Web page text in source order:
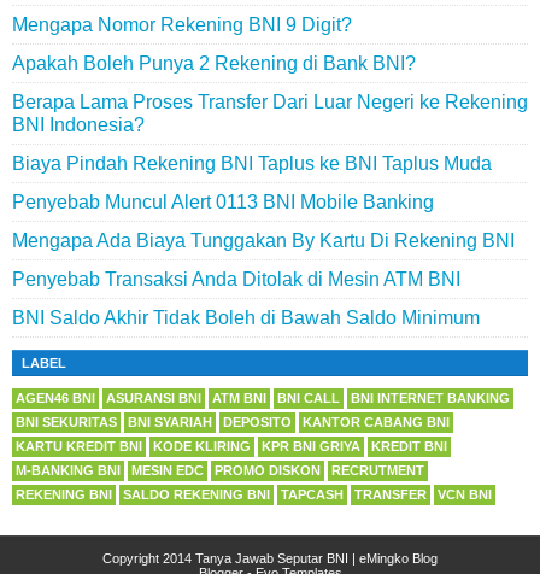
Mengapa Nomor Rekening BNI 9 Digit?
Apakah Boleh Punya 2 Rekening di Bank BNI?
Berapa Lama Proses Transfer Dari Luar Negeri ke Rekening
BNI Indonesia?
Biaya Pindah Rekening BNI Taplus ke BNI Taplus Muda
Penyebab Muncul Alert 0113 BNI Mobile Banking
Mengapa Ada Biaya Tunggakan By Kartu Di Rekening BNI
Penyebab Transaksi Anda Ditolak di Mesin ATM BNI
BNI Saldo Akhir Tidak Boleh di Bawah Saldo Minimum
LABEL
AGEN46 BNI ASURANSI BNI ATM BNI BNI CALL
BNI INTERNET BANKING
BNI SEKURITAS
BNI SYARIAH DEPOSITO
KANTOR CABANG BNI
KARTU KREDIT BNI
KODE KLIRING KPR BNI GRIYA
KREDIT BNI
M-BANKING BNI
MESIN EDC PROMO DISKON
RECRUTMENT
REKENING BNI
SALDO REKENING BNI TAPCASH TRANSFER VCN BNI
Copyright 2014 Tanya Jawab Seputar BNI | eMingko Blog